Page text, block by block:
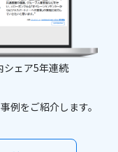
シェア5年連続
例をご紹介します。